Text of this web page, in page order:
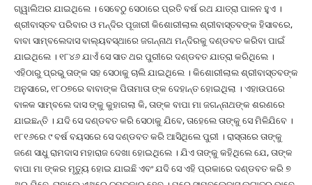
ଗ୍ୱାଲିଅର ଯାଇଥିଲେ । ସେବେଠୁ ସେଠାରେ ପ୍ରତି ବର୍ଷ ରଥ ଯାତ୍ରା ପାଳନ ହୁଏ ।
ଶ୍ରୀବାସ୍ତବ ପରିବାର ଓ ମନ୍ଦିର ପୂଜାରୀ କିଶୋରୀଲାଲ ଶ୍ରୀବାସ୍ତବଙ୍କ ହିସାବରେ,
ବାବା ସାମ୍ବଲେଦାସ ବାଲ୍ୟବସ୍ଥାରେ ଜଗନ୍ନାଥ ମନ୍ଦିରକୁ ଦଣ୍ଡବତ କରିବା ପାଇଁ
ଯାଇଥିଲେ । ୧୮୪୬ ଯାଏଁ ସେ ସାତ ଥର ପୁରୀରେ ଦଣ୍ଡବତ ଯାତ୍ରା କରିଥିଲେ ।
ଏହିଠାରୁ ପ୍ରଭୁ ତାଙ୍କ ସହ ସେଠାକୁ ଚାଲି ଯାଇଥିଲେ । କିଶୋରୀଲାଲ ଶ୍ରୀବାସ୍ତବଙ୍କ
ଅନୁସାରେ, ୧୮୦୭ରେ ବାବାଙ୍କ ପିତାମାତା ଙ୍କ ଦେହାନ୍ତ ହୋଇଥିଲା । ଏହାଉପରେ
ବାଳକ ସାମ୍ବଲେ ଦାସ ଙ୍କୁ କୁହାଗଲା କି, ତାଙ୍କ ବାପା ମା ଜଗନ୍ନାଥଙ୍କ ଶରଣରେ
ଯାଇଛନ୍ତି । ଯଦି ସେ ଦଣ୍ଡବତ କରି ସେଠାକୁ ଯିବେ, ତାହେଲେ ତାଙ୍କୁ ସେ ମିଳିଯିବେ ।
୧୮୧୬ରେ ୯ ବର୍ଷ ବୟସରେ ସେ ଦଣ୍ଡବତ କରି ଆସିଥିଲେ ପୁରୀ । ରାସ୍ତାରେ ତାଙ୍କୁ
ଜଣେ ସାଧୁ ରାମଦାସ ମହାରାଜ ଦେଖା ହୋଇଥିଲେ । ଯିଏ ତାଙ୍କୁ କହିଥିଲେ ଯେ, ତାଙ୍କ
ବାପା ମା ଙ୍କର ମୃତ୍ୟୁ ହୋଇ ଯାଇଛି ଏବଂ ଯଦି ସେ ଏହି ପ୍ରକାରେ ଦଣ୍ଡବତ କରି ୭